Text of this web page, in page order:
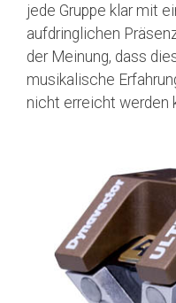
jede Gruppe klar mit
aufdringlichen
der Meinung, dass
musikalische
nicht erreicht werden